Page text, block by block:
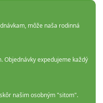
môže naša rodinná
Objednávky expedujeme každý
našim osobným "sitom".